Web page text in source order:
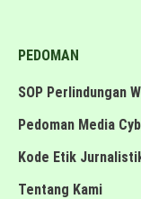
PEDOMAN
SOP Perlindungan
Pedoman Media
Kode Etik
Tentang Kami